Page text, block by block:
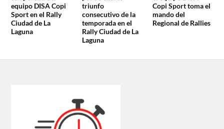
equipo DISA Copi
Sport en el Rally
Ciudad de La
Laguna
triunfo
consecutivo de la
temporada en el
Rally Ciudad de La
Laguna
Copi Sport toma el
mando del
Regional de Rallies